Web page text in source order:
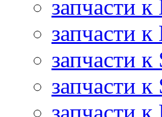
запчасти
запчасти
запчасти
запчасти
запчасти